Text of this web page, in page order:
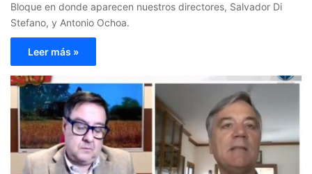
Bloque en donde aparecen nuestros directores, Salvador Di
Stefano, y Antonio Ochoa.
Leer más »